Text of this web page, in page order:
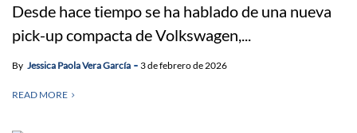
Desde hace tiempo se ha hablado de una nueva
pick-up compacta de Volkswagen,...
By Jessica Paola Vera García 3 de febrero de 2026
READ MORE